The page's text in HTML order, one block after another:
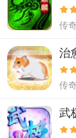
传
治
传
武